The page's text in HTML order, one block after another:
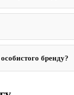
бренду?